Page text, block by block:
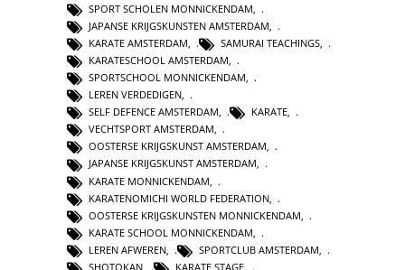
SPORT SCHOLEN MONNICKENDAM
JAPANSE KRIJGSKUNSTEN AMSTERDAM
KARATE AMSTERDAM, SAMURAI TEACHINGS,
KARATESCHOOL AMSTERDAM,
SPORTSCHOOL MONNICKENDAM,
LEREN VERDEDIGEN,
SELF DEFENCE AMSTERDAM, KARATE,
VECHTSPORT AMSTERDAM,
OOSTERSE KRIJGSKUNST AMSTERDAM,
JAPANSE KRIJGSKUNST AMSTERDAM,
KARATE MONNICKENDAM
KARATENOMICHI WORLD FEDERATION
OOSTERSE KRIJGSKUNSTEN MONNICKENDAM
KARATE SCHOOL MONNICKENDAM
LEREN AFWEREN
SPORTCLUB AMSTERDAM
SHOTOKAN
KARATE STAGE